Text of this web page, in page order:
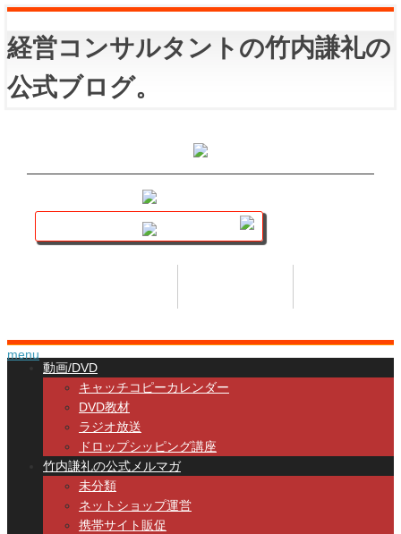
経営コンサルタントの竹内謙礼の
公式ブログ。
menu
動画/DVD
キャッチコピーカレンダー
DVD教材
ラジオ放送
ドロップシッピング講座
竹内謙礼の公式メルマガ
未分類
ネットショップ運営
携帯サイト販促